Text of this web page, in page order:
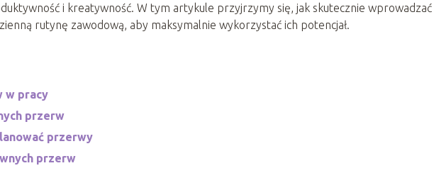
i kreatywność. W tym artykule przyjrzymy się, jak skutecznie wprowadzać
rutynę zawodową, aby maksymalnie wykorzystać ich potencjał.
w pracy
przerw
przerwy
przerw